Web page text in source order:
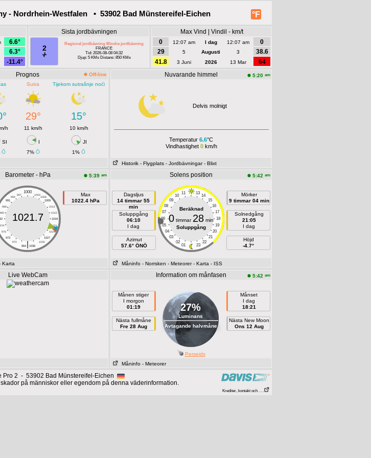
°F
- Nordrhein-Westfalen • 53902 Bad Münstereifel-Eichen
6.6°
6.3°
-11.4°
Sista jordbävningen
2
Regional jordbävning Mindre jordbävning
FRANCE
Tid: 2026-08-08 04:32
Djup: 5 KMs Distans: 850 KMs
Max Vind | Vindil - km/t
0
12:07 am I dag 12:07 am
0
29
5 Augusti 3
38.6
41.8
3 Juni 2026 13 Mar
64
Prognos
Off-line
Sutra Tijekom sutrašnje noći
29° 15°
h 11 km/h 10 km/h
SI I
JI
7%
1%
Nuvarande himmel 5:20 am
Delvis molnigt
Temperatur 6.6°C
Vindhastighet 0km/h
Historik - Flygplats - Jordbävningar - Blixt
Barometer - hPa 5:39 am
1000
997 1003
994
1006
991
1009
988
1012
985
1015
1018
979
1021
976
1024
973
1027
970
1030
|
964 1036
1021.7
Max
1022.4 hPa
Karta
Solens position 5:42 am
Dagsljus
14 timmar 55
min
Soluppgång
06:10
I dag
Azimut
57.6° ÖNÖ
11 13
10
14
09
15
08
16
07
17
06
18
05
19
04
20
03
21
02
22
01 23
Beräknad
0 timmar 28 min
Soluppgång
Mörker
9 timmar 04 min
Solnedgång
21:05
I dag
Höjd
-4.7°
Måninfo - Norrsken - Meteorer - Karta - ISS
Live WebCam Information om månfasen 5:42 am
Månen stiger
I morgon
01:19
Nästa fullmåne
Fre 28 Aug
27%
Luminans
Avtagande halvmåne
Månset
I dag
18:21
Nästa New Moon
Ons 12 Aug
Perseids
Måninfo - Meteorer
Pro 2 - 53902 Bad Münstereifel-Eichen
på människor eller egendom på denna väderinformation.
Krediter, kontakt och . . .